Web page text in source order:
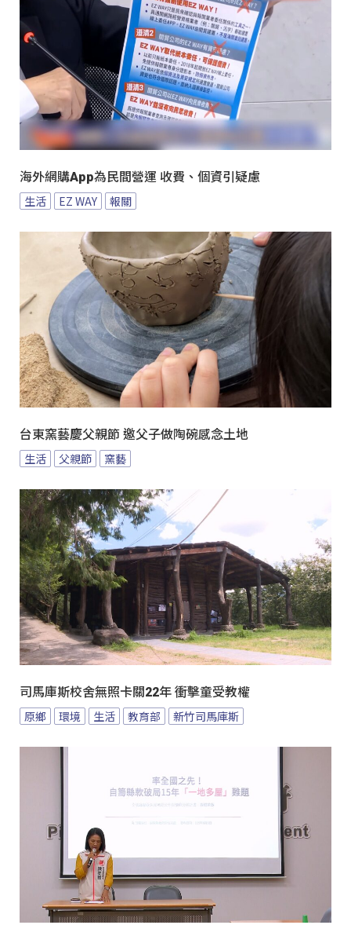
海外網購App為民間營運 收費、個資引疑慮
生活 EZ WAY 報關
台東窯藝慶父親節 邀父子做陶碗感念土地
生活 父親節 窯藝
司馬庫斯校舍無照卡關22年 衝擊童受教權
原鄉 環境 生活 教育部 新竹司馬庫斯